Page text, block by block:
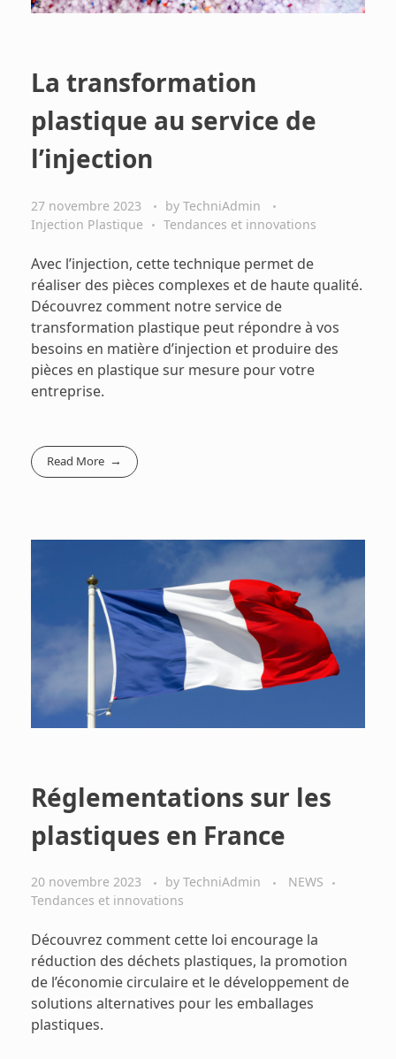
La transformation
plastique au service de
l’injection
27 novembre 2023 by TechniAdmin
Injection Plastique
Tendances et innovations
Avec l’injection, cette technique permet de
réaliser des pièces complexes et de haute qualité.
Découvrez comment notre service de
transformation plastique peut répondre à vos
besoins en matière d’injection et produire des
pièces en plastique sur mesure pour votre
entreprise.
Read More
Réglementations sur les
plastiques en France
20 novembre 2023 by TechniAdmin
NEWS
Tendances et innovations
Découvrez comment cette loi encourage la
réduction des déchets plastiques, la promotion
de l’économie circulaire et le développement de
solutions alternatives pour les emballages
plastiques.